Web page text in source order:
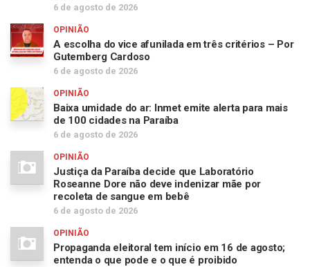
6 de agosto de 2026
OPINIÃO
A escolha do vice afunilada em três critérios – Por
Gutemberg Cardoso
6 de agosto de 2026
OPINIÃO
Baixa umidade do ar: Inmet emite alerta para mais
de 100 cidades na Paraíba
6 de agosto de 2026
OPINIÃO
Justiça da Paraíba decide que Laboratório
Roseanne Dore não deve indenizar mãe por
recoleta de sangue em bebê
6 de agosto de 2026
OPINIÃO
Propaganda eleitoral tem início em 16 de agosto;
entenda o que pode e o que é proibido